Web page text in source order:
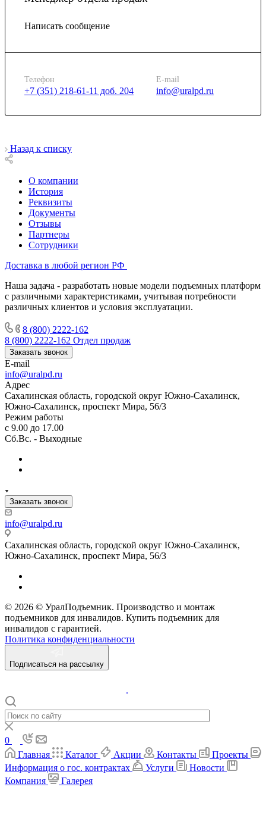
Написать сообщение
Телефон
+7 (351) 218-61-11 доб. 204
E-mail
info@uralpd.ru
Назад к списку
О компании
История
Реквизиты
Документы
Отзывы
Партнеры
Сотрудники
Доставка в любой регион РФ
Наша задача - разработать новые модели подъемных платформ
с различными характеристиками, учитывая потребности
различных клиентов и условия эксплуатации.
8 (800) 2222-162
8 (800) 2222-162 Отдел продаж
Заказать звонок
E-mail
info@uralpd.ru
Адрес
Сахалинская область, городской округ Южно-Сахалинск,
Южно-Сахалинск, проспект Мира, 56/3
Режим работы
с 9.00 до 17.00
Сб.Вс. - Выходные
Заказать звонок
info@uralpd.ru
Сахалинская область, городской округ Южно-Сахалинск,
Южно-Сахалинск, проспект Мира, 56/3
© 2026 © УралПодъемник. Производство и монтаж
подъемников для инвалидов. Купить подъемник для
инвалидов с гарантией.
Политика конфиденциальности
Подписаться на рассылку
.
0
Главная
Каталог Акции Контакты
Проекты
Информация о гос. контрактах
Услуги
Новости
Компания
Галерея